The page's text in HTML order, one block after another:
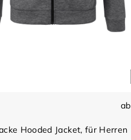
ab
Hooded Jacket, für Herren